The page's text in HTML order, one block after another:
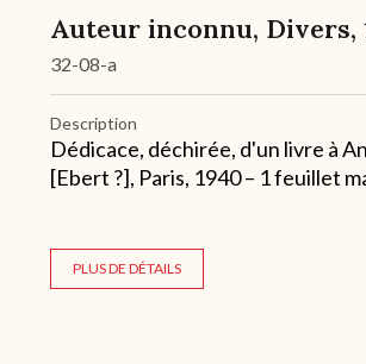
Auteur inconnu, Divers,
32-08-a
Description
Dédicace, déchirée, d'un livre à
[Ebert ?], Paris, 1940 – 1 feuillet
PLUS DE DÉTAILS